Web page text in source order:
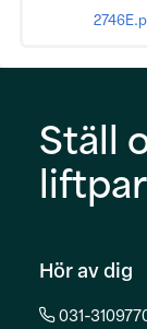
Ställ
Hör av dig
031-